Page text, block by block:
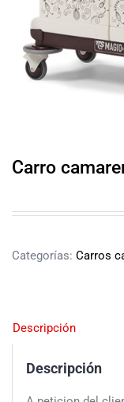
Carro
Categorías: Carros
Descripción
Descripción